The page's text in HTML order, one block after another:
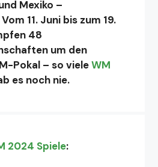
Mexiko –
11. Juni bis zum 19.
48
um den
Pokal – so vieleWM
es noch nie.
2024 Spiele: